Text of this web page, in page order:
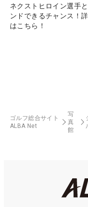
ネクストヒロイン選手
ンドできるチャンス！詳
はこちら！
ゴルフ総合サイト
ALBA Net
写
真
館